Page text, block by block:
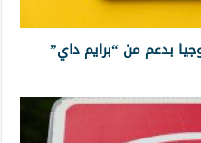
بدعم من “برايم داي”